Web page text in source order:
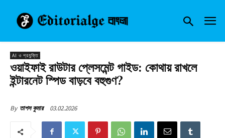
AI ও প্রযুক্তি
ওয়াইফাই রাউটার প্লেসমেন্ট গাইড: কোথায় রাখলে
ইন্টারনেট স্পিড বাড়বে বহুগুণ?
By তাপস কুমার 03.02.2026